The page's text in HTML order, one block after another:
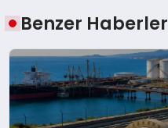
Benzer Haberler